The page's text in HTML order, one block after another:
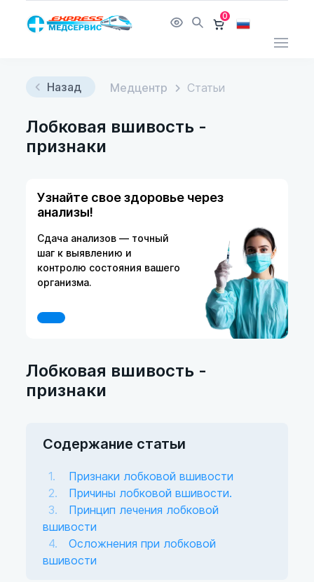
0
Назад Медцентр Статьи
Лобковая вшивость -
признаки
Узнайте свое здоровье через
анализы!
Сдача анализов — точный
шаг к выявлению и
контролю состояния вашего
организма.
Лобковая вшивость -
признаки
Содержание статьи
Признаки лобковой вшивости
Причины лобковой вшивости.
Принцип лечения лобковой
вшивости
Осложнения при лобковой
вшивости